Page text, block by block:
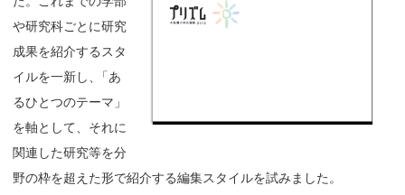
や研究科ごとに研究
成果を紹介するスタ
イルを一新し
「あ
るひとつのテーマ」
を軸として、それに
関連した研究等を分
野の枠を超えた形で紹介する編集スタイルを試みました。